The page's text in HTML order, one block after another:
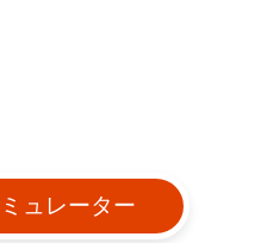
ュレーター